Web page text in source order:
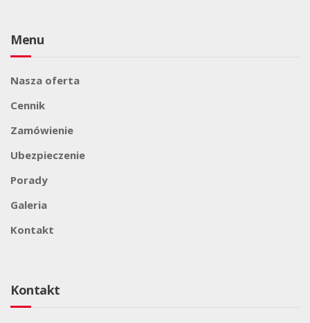
Menu
Nasza oferta
Cennik
Zamówienie
Ubezpieczenie
Porady
Galeria
Kontakt
Kontakt